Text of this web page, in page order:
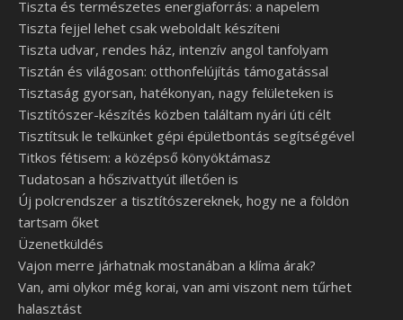
Tiszta és természetes energiaforrás: a napelem
Tiszta fejjel lehet csak weboldalt készíteni
Tiszta udvar, rendes ház, intenzív angol tanfolyam
Tisztán és világosan: otthonfelújítás támogatással
Tisztaság gyorsan, hatékonyan, nagy felületeken is
Tisztítószer-készítés közben találtam nyári úti célt
Tisztítsuk le telkünket gépi épületbontás segítségével
Titkos fétisem: a középső könyöktámasz
Tudatosan a hőszivattyút illetően is
Új polcrendszer a tisztítószereknek, hogy ne a földön
tartsam őket
Üzenetküldés
Vajon merre járhatnak mostanában a klíma árak?
Van, ami olykor még korai, van ami viszont nem tűrhet
halasztást